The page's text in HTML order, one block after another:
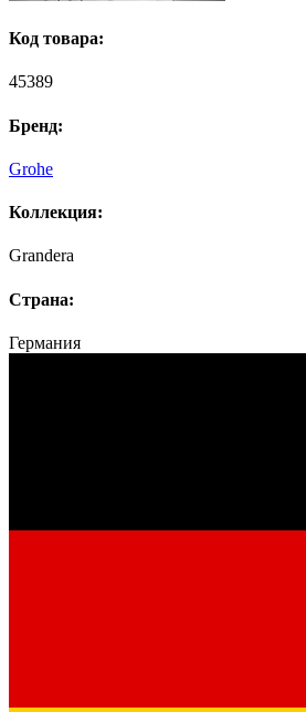
Код товара:
45389
Бренд:
Grohe
Коллекция:
Grandera
Страна:
Германия